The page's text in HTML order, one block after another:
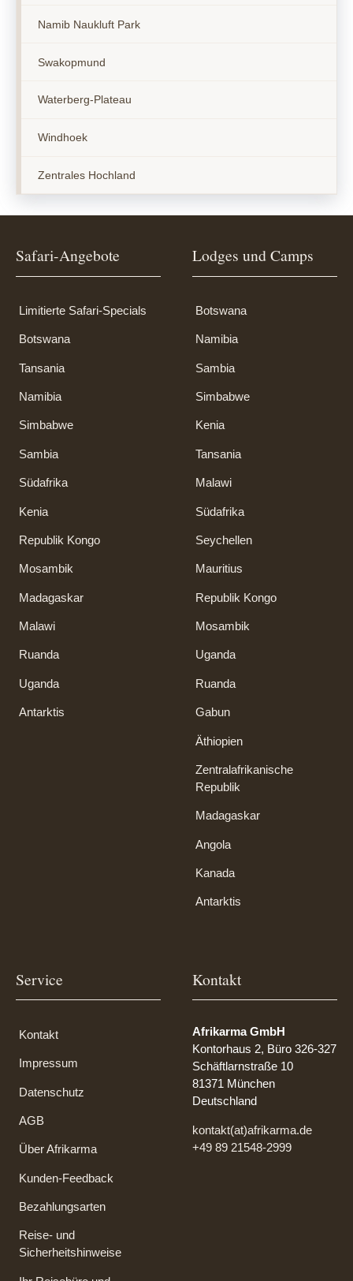
Namib Naukluft Park
Swakopmund
Waterberg-Plateau
Windhoek
Zentrales Hochland
Safari-Angebote
Limitierte Safari-Specials
Botswana
Tansania
Namibia
Simbabwe
Sambia
Südafrika
Kenia
Republik Kongo
Mosambik
Madagaskar
Malawi
Ruanda
Uganda
Antarktis
Lodges und Camps
Botswana
Namibia
Sambia
Simbabwe
Kenia
Tansania
Malawi
Südafrika
Seychellen
Mauritius
Republik Kongo
Mosambik
Uganda
Ruanda
Gabun
Äthiopien
Zentralafrikanische
Republik
Madagaskar
Angola
Kanada
Antarktis
Service
Kontakt
Impressum
Datenschutz
AGB
Über Afrikarma
Kunden-Feedback
Bezahlungsarten
Reise- und
Sicherheitshinweise
Kontakt
Afrikarma GmbH
Kontorhaus 2, Büro 326-327
Schäftlarnstraße 10
81371 München
Deutschland
kontakt(at)afrikarma.de
+49 89 21548-2999